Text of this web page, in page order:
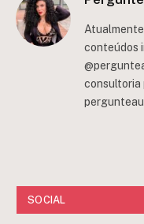
conteúdos
consultoria
SOCIAL